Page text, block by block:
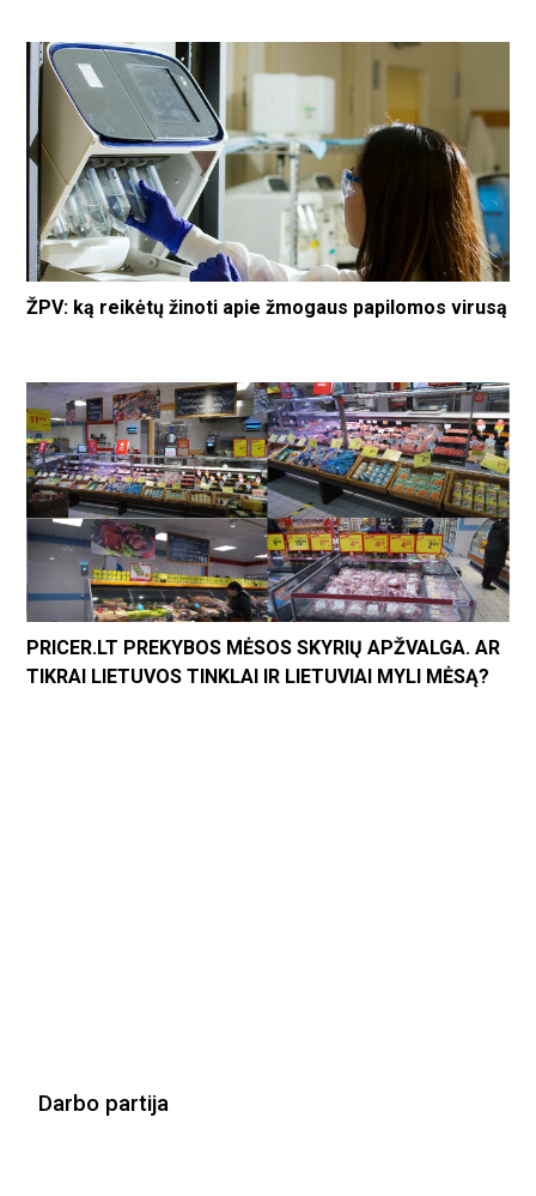
ŽPV: ką reikėtų žinoti apie žmogaus papilomos virusą
PRICER.LT PREKYBOS MĖSOS SKYRIŲ APŽVALGA. AR
TIKRAI LIETUVOS TINKLAI IR LIETUVIAI MYLI MĖSĄ?
Darbo partija